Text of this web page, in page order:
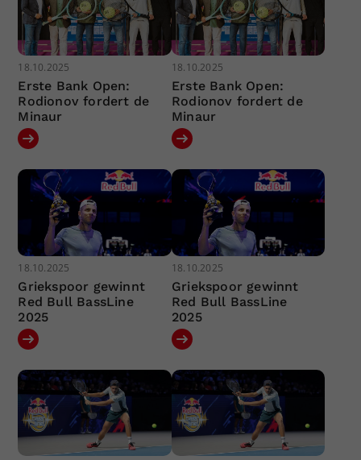
18.10.2025
Erste Bank Open:
Rodionov fordert de
Minaur
18.10.2025
Erste Bank Open:
Rodionov fordert de
Minaur
18.10.2025
Griekspoor gewinnt
Red Bull BassLine
2025
18.10.2025
Griekspoor gewinnt
Red Bull BassLine
2025